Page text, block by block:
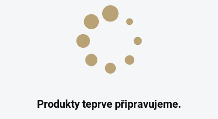
Produkty teprve připravujeme.